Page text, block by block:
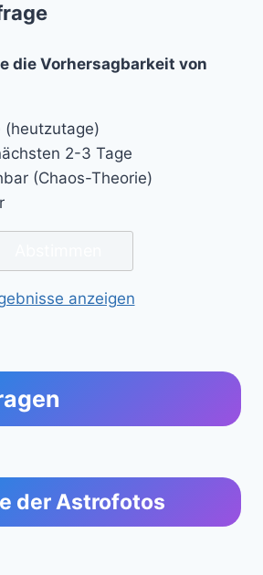
die Vorhersagbarkeit von
(heutzutage)
2-3 Tage
(Chaos-Theorie)
anzeigen
der Astrofotos